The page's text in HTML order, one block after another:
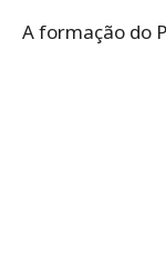
A formação do